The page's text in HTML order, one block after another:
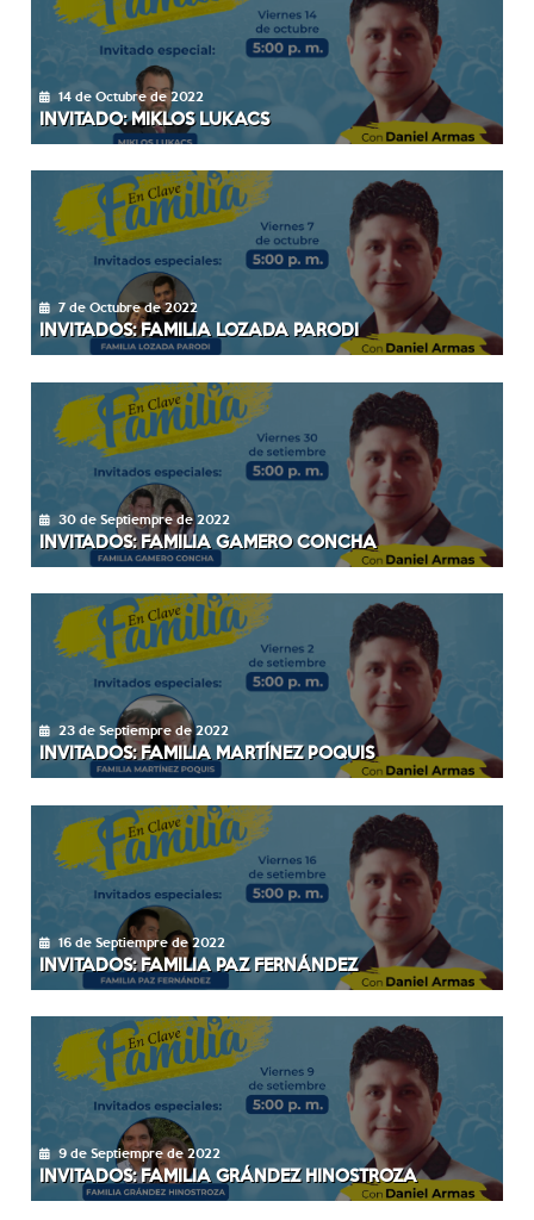
14 de Octubre de 2022
INVITADO: MIKLOS LUKACS
7 de Octubre de 2022
INVITADOS: FAMILIA LOZADA PARODI
30 de Septiempre de 2022
INVITADOS: FAMILIA GAMERO CONCHA
23 de Septiempre de 2022
INVITADOS: FAMILIA MARTÍNEZ POQUIS
16 de Septiempre de 2022
INVITADOS: FAMILIA PAZ FERNÁNDEZ
9 de Septiempre de 2022
INVITADOS: FAMILIA GRÁNDEZ HINOSTROZA